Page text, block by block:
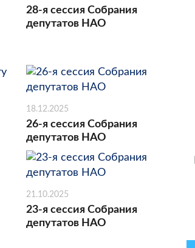
28-я сессия Собрания
депутатов НАО
18.12.2025
26-я сессия Собрания
депутатов НАО
21.10.2025
23-я сессия Собрания
депутатов НАО